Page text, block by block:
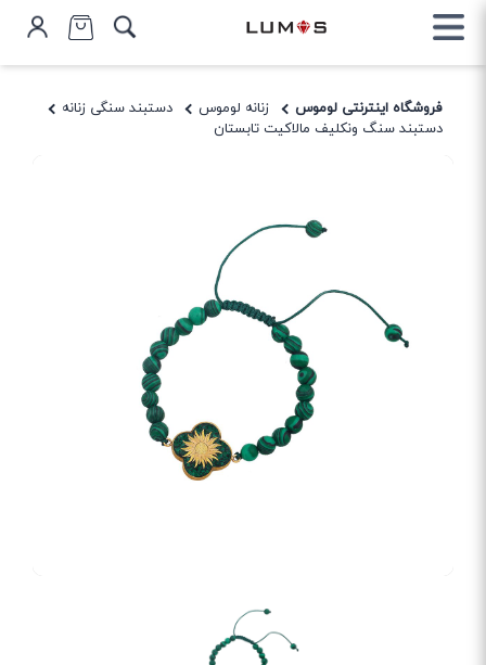
فروشگاه اینترنتی لوموس زنانه لوموس
دستبند سنگی زنانه
دستبند سنگ ونکلیف مالاکیت تابستان